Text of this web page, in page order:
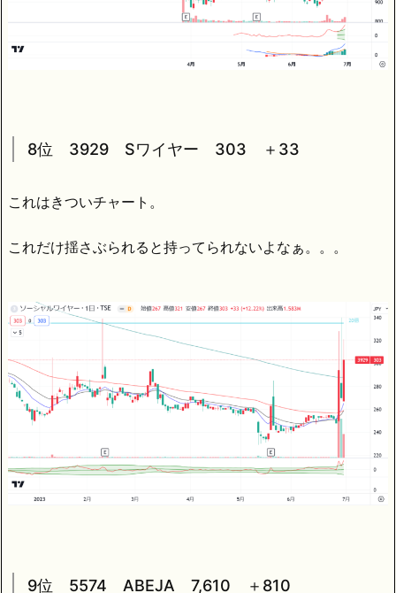
8位 3929 Sワイヤー 303 ＋33
これはきついチャート。
これだけ揺さぶられると持ってられないよなぁ。。。
9位 5574 ABEJA 7,610 ＋810